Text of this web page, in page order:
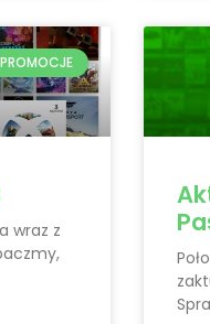
PROMOCJE
wraz z